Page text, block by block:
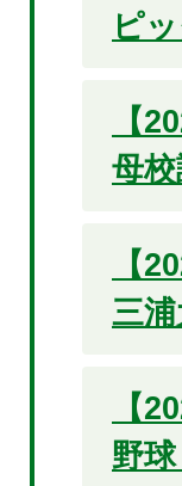
ピ
【
母
【
三
【
野